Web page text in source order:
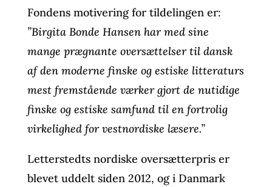
Fondens motivering for tildelingen er:
”Birgita Bonde Hansen har med sine
mange prægnante oversættelser til dansk
af den moderne finske og estiske litteraturs
mest fremstående værker gjort de nutidige
finske og estiske samfund til en fortrolig
virkelighed for vestnordiske læsere.”
Letterstedts nordiske oversætterpris er
blevet uddelt siden 2012, og i Danmark